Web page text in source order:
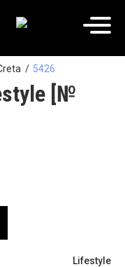
5426
[№
Lifestyle